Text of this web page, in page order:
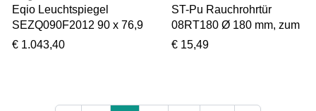
Eqio Leuchtspiegel
SEZQ090F2012 90 x 76,9
x 15 cm, Marone Dekor
€ 1.043,40
ST-Pu Rauchrohrtür
08RT180 Ø 180 mm, zum
nachträglichen Einbau in
€ 15,49